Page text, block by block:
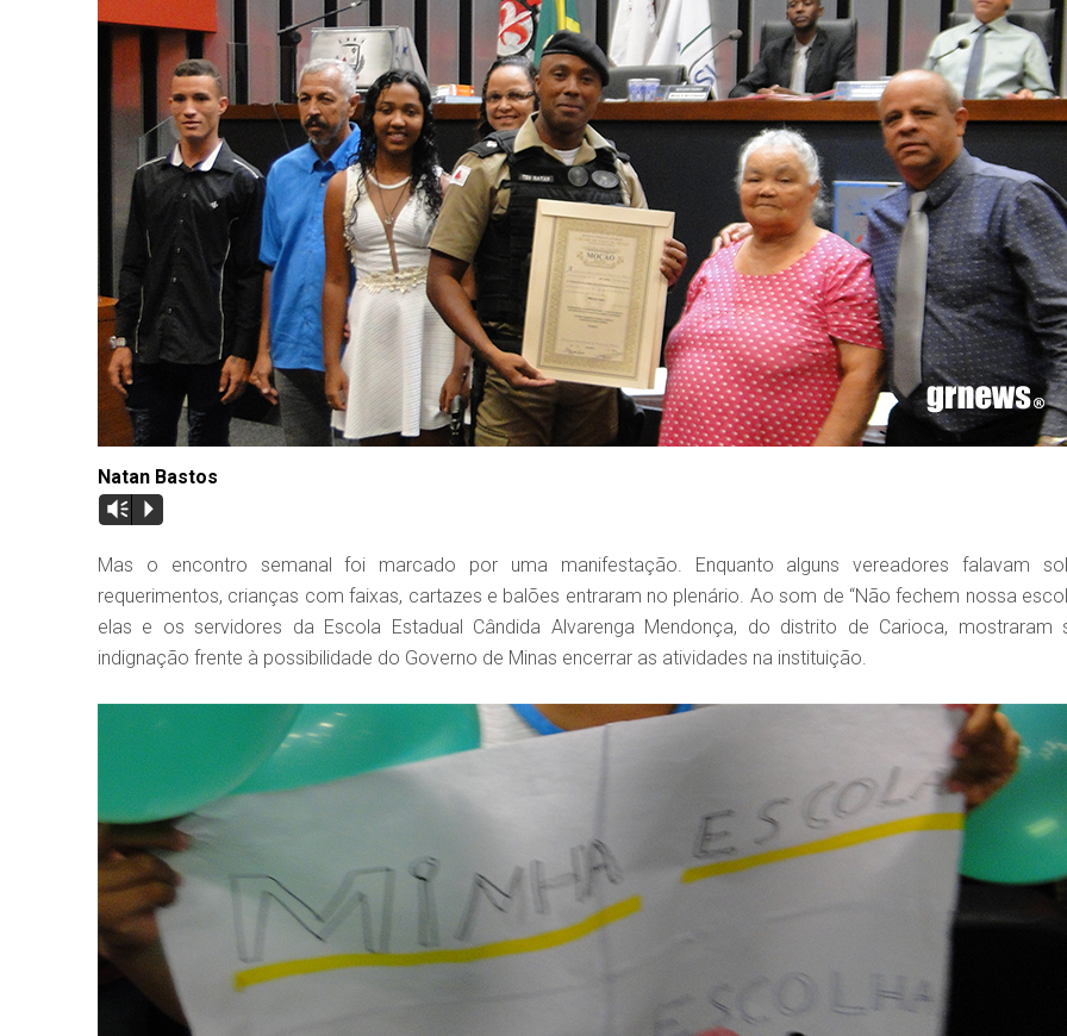
Natan Bastos
Vm P
Mas o encontro semanal foi marcado por uma manifestação. Enquanto alguns vereadores falavam
requerimentos, crianças com faixas, cartazes e balões entraram no plenário. Ao som de “Não fechem nossa
elas e os servidores da Escola Estadual Cândida Alvarenga Mendonça, do distrito de Carioca, mostraram
indignação frente à possibilidade do Governo de Minas encerrar as atividades na instituição.